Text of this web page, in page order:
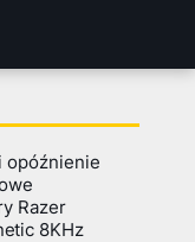
opóźnienie
Razer
8KHz